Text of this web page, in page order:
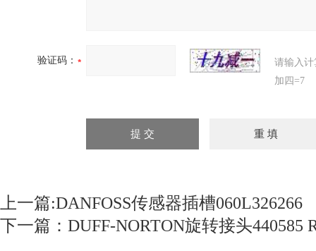
验证码：
请输入
加四=7
上一篇:DANFOSS传感器插槽060L326266
下一篇： DUFF-NORTON旋转接头440585